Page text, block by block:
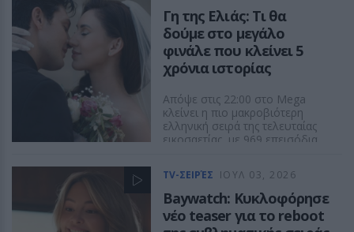
Γη της Ελιάς: Τι θα
δούμε στο μεγάλο
φινάλε που κλείνει 5
χρόνια ιστορίας
Απόψε στις 22:00 στο Mega
κλείνει η πιο μακροβιότερη
ελληνική σειρά της τελευταίας
εικοσαετίας, με 969 επεισόδια
TV-ΣΕΙΡΈΣ ΙΟΥΛ 03, 2026
Baywatch: Κυκλοφόρησε
νέο teaser για το reboot